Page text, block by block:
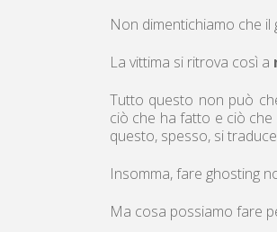
Non dimentichiamo che il
La vittima si ritrova così a
Tutto questo non può
ciò che ha fatto e ciò
questo, spesso, si
Insomma, fare ghosting
Ma cosa possiamo fare